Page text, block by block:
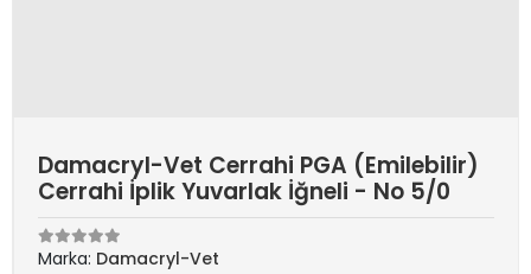
Damacryl-Vet Cerrahi PGA (Emilebilir)
Cerrahi İplik Yuvarlak İğneli - No 5/0
Marka: Damacryl-Vet